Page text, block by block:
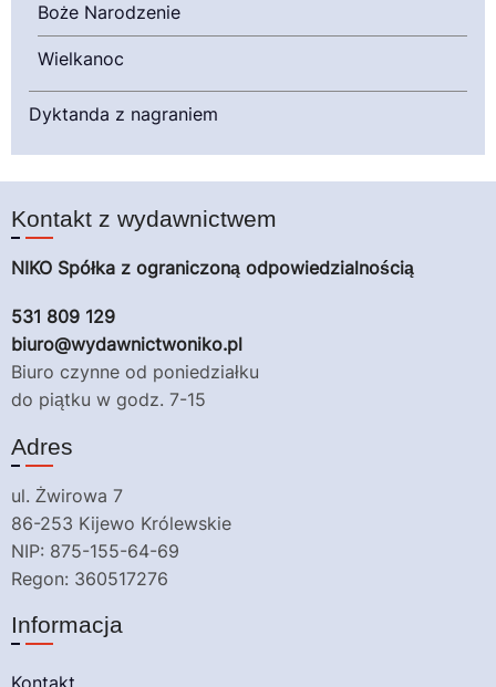
Boże Narodzenie
Wielkanoc
Dyktanda z nagraniem
Kontakt z wydawnictwem
NIKO Spółka z ograniczoną odpowiedzialnością
531 809 129
biuro@wydawnictwoniko.pl
Biuro czynne od poniedziałku
do piątku w godz. 7-15
Adres
ul. Żwirowa 7
86-253 Kijewo Królewskie
NIP: 875-155-64-69
Regon: 360517276
Informacja
Kontakt